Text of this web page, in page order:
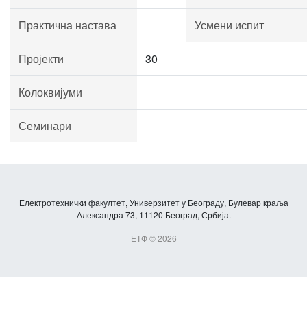
Практична настава Усмени испит
Пројекти 30
Колоквијуми
Семинари
Електротехнички факултет, Универзитет у Београду, Булевар краља
Александра 73, 11120 Београд, Србија.
ЕТФ © 2026